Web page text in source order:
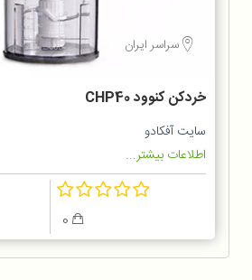
سراسر ایران
خردکن کنوود CHP40
سایت آفکادو
اطلاعات بیشتر...